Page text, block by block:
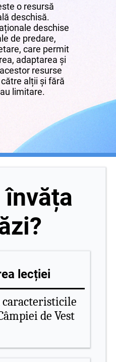
o resursă
deschisă.
deschise
de predare,
care permit
adaptarea și
resurse
alții și fără
limitare.
învăța
lecției
de Vest